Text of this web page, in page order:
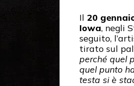
Il 20
Iowa, negli
seguito,
tirato sul
perché quel
quel punto
testa si è